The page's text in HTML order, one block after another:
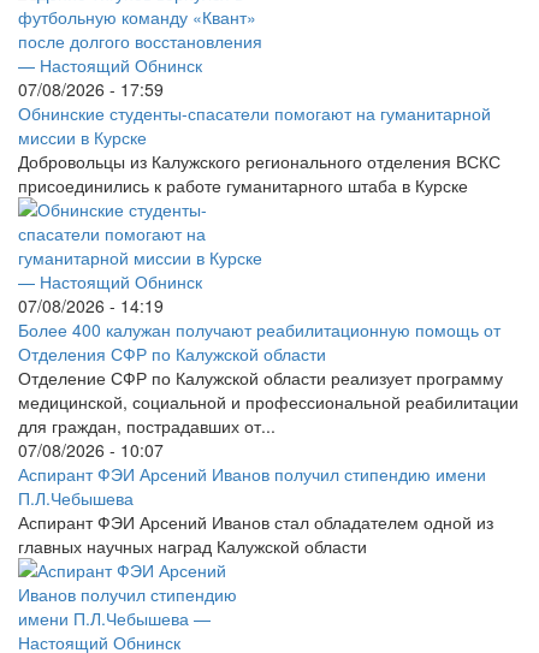
07/08/2026 - 17:59
Обнинские студенты-спасатели помогают на гуманитарной
миссии в Курске
Добровольцы из Калужского регионального отделения ВСКС
присоединились к работе гуманитарного штаба в Курске
07/08/2026 - 14:19
Более 400 калужан получают реабилитационную помощь от
Отделения СФР по Калужской области
Отделение СФР по Калужской области реализует программу
медицинской, социальной и профессиональной реабилитации
для граждан, пострадавших от...
07/08/2026 - 10:07
Аспирант ФЭИ Арсений Иванов получил стипендию имени
П.Л.Чебышева
Аспирант ФЭИ Арсений Иванов стал обладателем одной из
главных научных наград Калужской области